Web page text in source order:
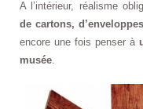
A l’intérieur, réalisme
de cartons,
encore une fois penser à
musée